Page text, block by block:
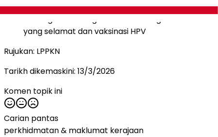
klinik swasta
Pencegahan: Mengamalkan hubungan seksual
yang selamat dan vaksinasi HPV
Rujukan: LPPKN
Tarikh dikemaskini: 13/3/2026
Komen topik ini
Carian pantas
perkhidmatan & maklumat kerajaan